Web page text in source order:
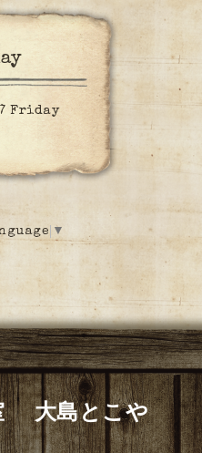
Friday
▼
大島とこや